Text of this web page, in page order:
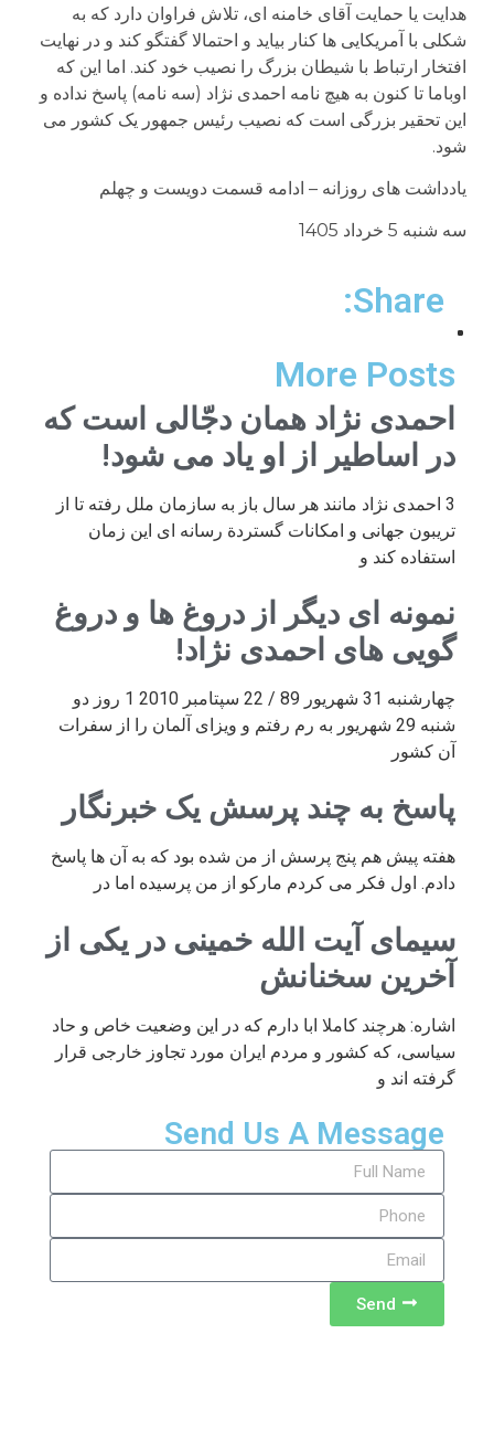
هدایت یا حمایت آقای خامنه ای، تلاش فراوان دارد که به
شکلی با آمریکایی ها کنار بیاید و احتمالا گفتگو کند و در نهایت
افتخار ارتباط با شیطان بزرگ را نصیب خود کند. اما این که
اوباما تا کنون به هیچ نامه احمدی نژاد (سه نامه) پاسخ نداده و
این تحقیر بزرگی است که نصیب رئیس جمهور یک کشور می
شود.
یادداشت های روزانه – ادامه قسمت دویست و چهلم
سه شنبه 5 خرداد 1405
Share:
More Posts
احمدی نژاد همان دجّالی است که
در اساطیر از او یاد می شود!
3 احمدی نژاد مانند هر سال باز به سازمان ملل رفته تا از
تریبون جهانی و امکانات گستردة رسانه ای این زمان
استفاده کند و
نمونه ای دیگر از دروغ ها و دروغ
گویی های احمدی نژاد!
چهارشنبه 31 شهریور 89 / 22 سپتامبر 2010 1 روز دو
شنبه 29 شهریور به رم رفتم و ویزای آلمان را از سفرات
آن کشور
پاسخ به چند پرسش یک خبرنگار
هفته پیش هم پنج پرسش از من شده بود که به آن ها پاسخ
دادم. اول فکر می کردم مارکو از من پرسیده اما در
سیمای آیت الله خمینی در یکی از
آخرین سخنانش
اشاره: هرچند کاملا ابا دارم که در این وضعیت خاص و حاد
سیاسی، که کشور و مردم ایران مورد تجاوز خارجی قرار
گرفته اند و
Send Us A Message
Send